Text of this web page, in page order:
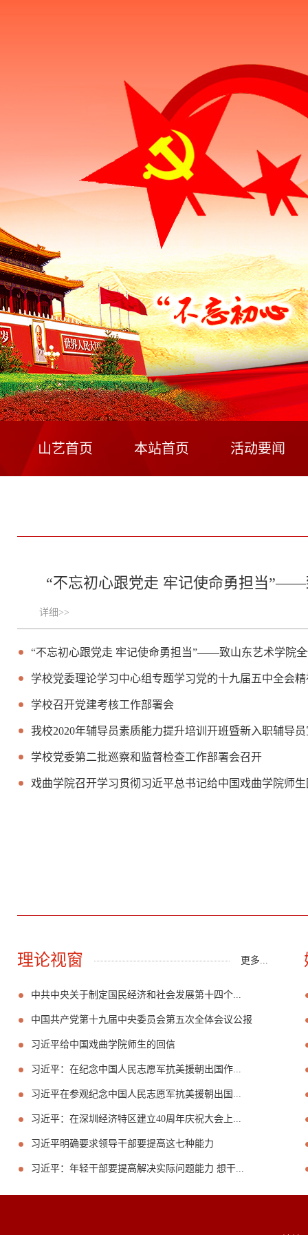
山艺首页 本站首页 活动要闻
“不忘初心跟党走 牢记使命勇担当
详细>>
“不忘初心跟党走 牢记使命勇担当”——致山东艺术学院
学校党委理论学习中心组专题学习党的十九届五中全会精
学校召开党建考核工作部署会
我校2020年辅导员素质能力提升培训开班暨新入职辅导
学校党委第二批巡察和监督检查工作部署会召开
戏曲学院召开学习贯彻习近平总书记给中国戏曲学院师
理论视窗 更多...
中共中央关于制定国民经济和社会发展第十四个...
中国共产党第十九届中央委员会第五次全体会议公报
习近平给中国戏曲学院师生的回信
习近平：在纪念中国人民志愿军抗美援朝出国作...
习近平在参观纪念中国人民志愿军抗美援朝出国...
习近平：在深圳经济特区建立40周年庆祝大会上...
习近平明确要求领导干部要提高这七种能力
习近平：年轻干部要提高解决实际问题能力 想干...